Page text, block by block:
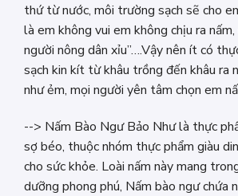
thứ từ nước, môi trường sạch sẽ cho
là em không vui em không chịu ra
người nông dân xỉu”….Vậy nên ít có
sạch kin kít từ khâu trồng đến khâu ra
như ẻm, mọi người yên tâm chọn em
--> Nấm Bào Ngư Bảo Như là thực
sợ béo, thuộc nhóm thực phẩm giàu
cho sức khỏe. Loài nấm này mang
dưỡng phong phú, Nấm bào ngư chứa